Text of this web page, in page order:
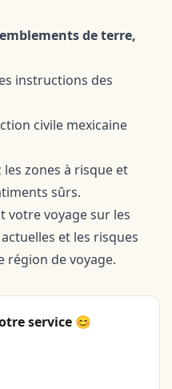
de terre,
instructions des
civile mexicaine
les zones à risque et
sûrs.
votre voyage sur les
et les risques
région de voyage.
service 😊